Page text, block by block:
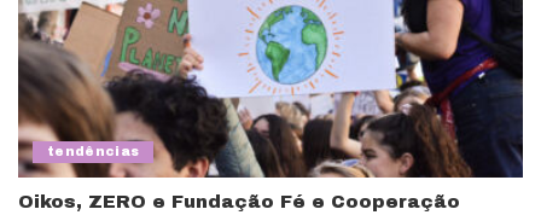
tendências
Oikos, ZERO e Fundação Fé e Cooperação